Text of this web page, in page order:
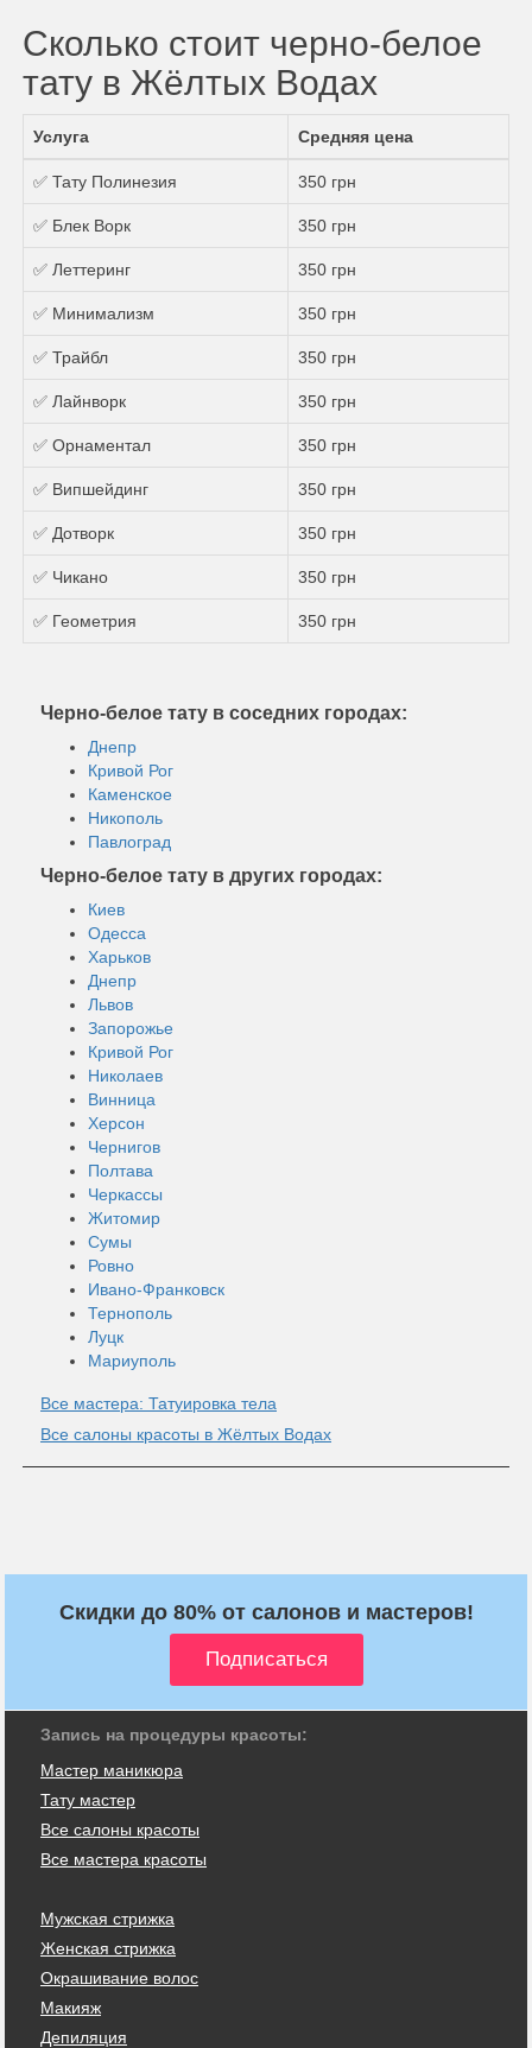
Сколько стоит черно-белое
тату в Жёлтых Водах
Услуга Средняя цена
✅ Тату Полинезия 350 грн
✅ Блек Ворк 350 грн
✅ Леттеринг 350 грн
✅ Минимализм 350 грн
✅ Трайбл 350 грн
✅ Лайнворк 350 грн
✅ Орнаментал 350 грн
✅ Випшейдинг 350 грн
✅ Дотворк 350 грн
✅ Чикано 350 грн
✅ Геометрия 350 грн
Черно-белое тату в соседних городах:
Днепр
Кривой Рог
Каменское
Никополь
Павлоград
Черно-белое тату в других городах:
Киев
Одесса
Харьков
Днепр
Львов
Запорожье
Кривой Рог
Николаев
Винница
Херсон
Чернигов
Полтава
Черкассы
Житомир
Сумы
Ровно
Ивано-Франковск
Тернополь
Луцк
Мариуполь
Все мастера: Татуировка тела
Все салоны красоты в Жёлтых Водах
Скидки до 80% от салонов и мастеров!
Запись на процедуры красоты:
Мастер маникюра
Тату мастер
Все салоны красоты
Все мастера красоты
Мужская стрижка
Женская стрижка
Окрашивание волос
Макияж
Депиляция